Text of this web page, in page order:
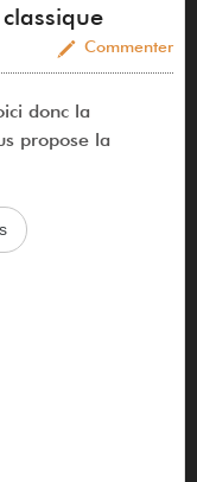
Commenter
donc la
propose la